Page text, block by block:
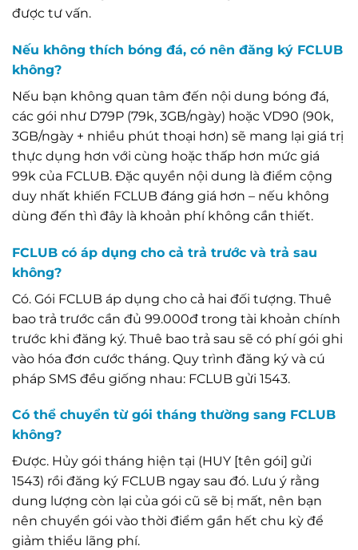
được tư vấn.
Nếu không thích bóng đá, có nên đăng ký FCLUB
không?
Nếu bạn không quan tâm đến nội dung bóng đá,
các gói như D79P (79k, 3GB/ngày) hoặc VD90 (90k,
3GB/ngày + nhiều phút thoại hơn) sẽ mang lại giá trị
thực dụng hơn với cùng hoặc thấp hơn mức giá
99k của FCLUB. Đặc quyền nội dung là điểm cộng
duy nhất khiến FCLUB đáng giá hơn – nếu không
dùng đến thì đây là khoản phí không cần thiết.
FCLUB có áp dụng cho cả trả trước và trả sau
không?
Có. Gói FCLUB áp dụng cho cả hai đối tượng. Thuê
bao trả trước cần đủ 99.000đ trong tài khoản chính
trước khi đăng ký. Thuê bao trả sau sẽ có phí gói ghi
vào hóa đơn cước tháng. Quy trình đăng ký và cú
pháp SMS đều giống nhau: FCLUB gửi 1543.
Có thể chuyển từ gói tháng thường sang FCLUB
không?
Được. Hủy gói tháng hiện tại (HUY [tên gói] gửi
1543) rồi đăng ký FCLUB ngay sau đó. Lưu ý rằng
dung lượng còn lại của gói cũ sẽ bị mất, nên bạn
nên chuyển gói vào thời điểm gần hết chu kỳ để
giảm thiểu lãng phí.